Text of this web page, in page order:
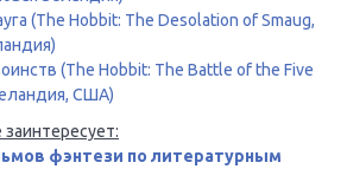
(The Hobbit: The Desolation of Smaug,
(The Hobbit: The Battle of the Five
США)
фэнтези по литературным